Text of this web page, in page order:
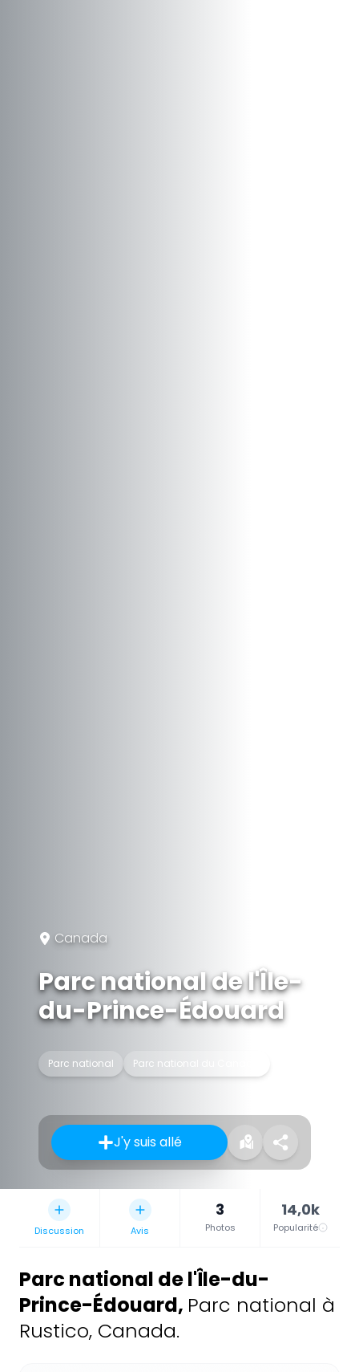
Canada
Parc national de l'Île-
du-Prince-Édouard
Parc national Parc national du Canada
J'y suis allé
Discussion Avis
3
Photos
14,0k
Popularité
Parc national de l'Île-du-
Prince-Édouard, Parc national à
Rustico, Canada.